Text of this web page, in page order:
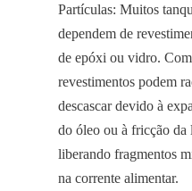
Partículas: Muitos
dependem de
de epóxi ou vidro.
revestimentos podem
descascar devido à
do óleo ou à fricção da
liberando fragmentos
na corrente alimentar.